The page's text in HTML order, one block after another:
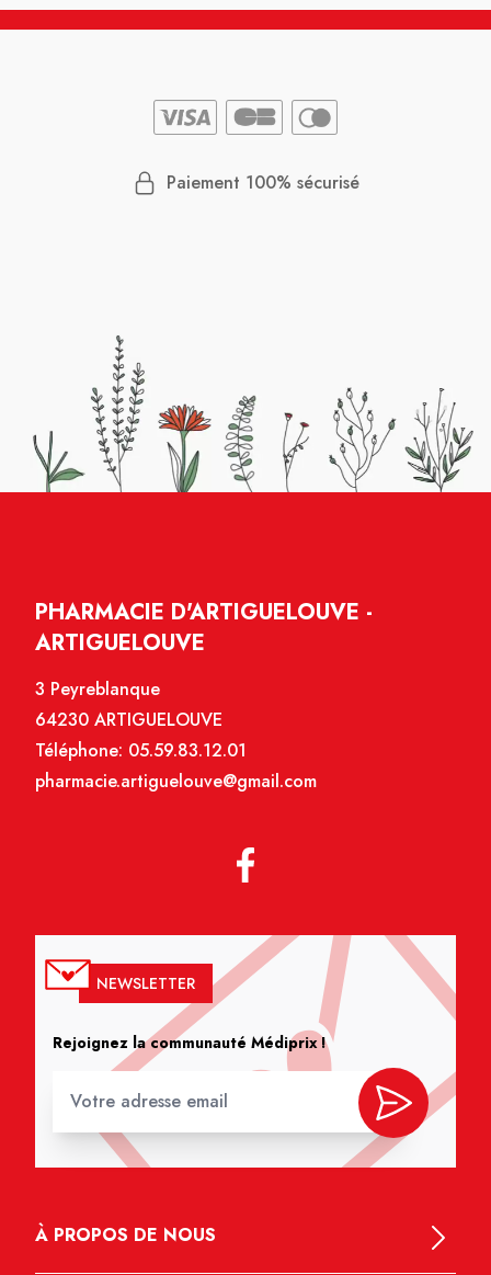
Paiement 100% sécurisé
PHARMACIE D'ARTIGUELOUVE -
ARTIGUELOUVE
3 Peyreblanque
64230 ARTIGUELOUVE
Téléphone: 05.59.83.12.01
pharmacie.artiguelouve@gmail.com
NEWSLETTER
Rejoignez la communauté Médiprix !
À PROPOS DE NOUS